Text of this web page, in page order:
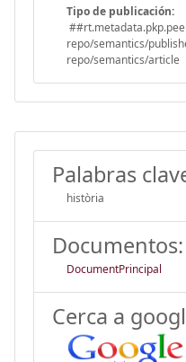
Tipo de publicación:
repo/semantics/
repo/semantics/article
Palabras
història
Documentos:
DocumentPrincipal
Cerca a